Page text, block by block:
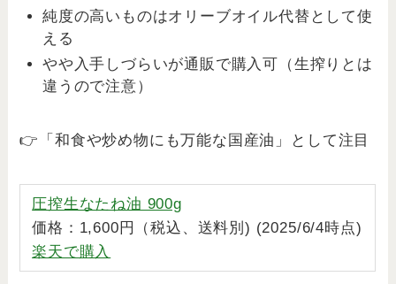
純度の高いものはオリーブオイル代替として使
える
やや入手しづらいが通販で購入可（生搾りとは
違うので注意）
👉「和食や炒め物にも万能な国産油」として注目
圧搾生なたね油 900g
価格：1,600円（税込、送料別) (2025/6/4時点)
楽天で購入